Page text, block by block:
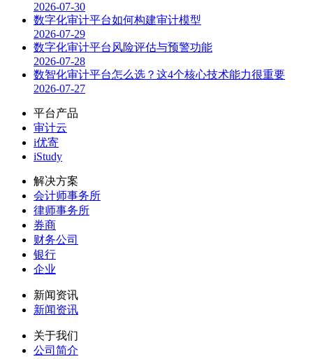
2026-07-30
数字化审计平台如何构建审计模型
2026-07-29
数字化审计平台风险评估与预警功能
2026-07-28
数智化审计平台怎么选？这4个核心技术能力很重要
2026-07-27
平台产品
审计云
i优寄
iStudy
解决方案
会计师事务所
律师事务所
券商
财务公司
银行
企业
新闻资讯
新闻资讯
关于我们
公司简介